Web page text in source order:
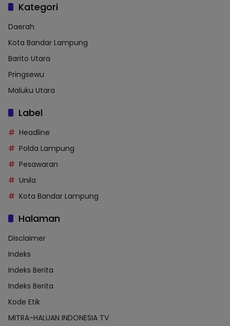
Kategori
Daerah
Kota Bandar Lampung
Barito Utara
Pringsewu
Maluku Utara
Label
Headline
Polda Lampung
Pesawaran
Unila
Kota Bandar Lampung
Halaman
Disclaimer
Indeks
Indeks Berita
Indeks Berita
Kode Etik
MITRA-HALUAN INDONESIA TV